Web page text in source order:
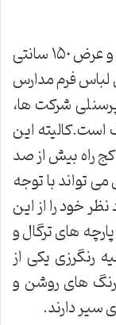
پارچه ترگال ساده با وزن تقریبی ٢۴٠ گرم و عرض ١۵٠ سانتی
لباس فرم مدارس
شرکت ها،
است.کالیته این
راه بیش از صد
تواند با توجه
خود را از این
های ترگال و
رنگرزی یکی از
های روشن و
سیر دارند.